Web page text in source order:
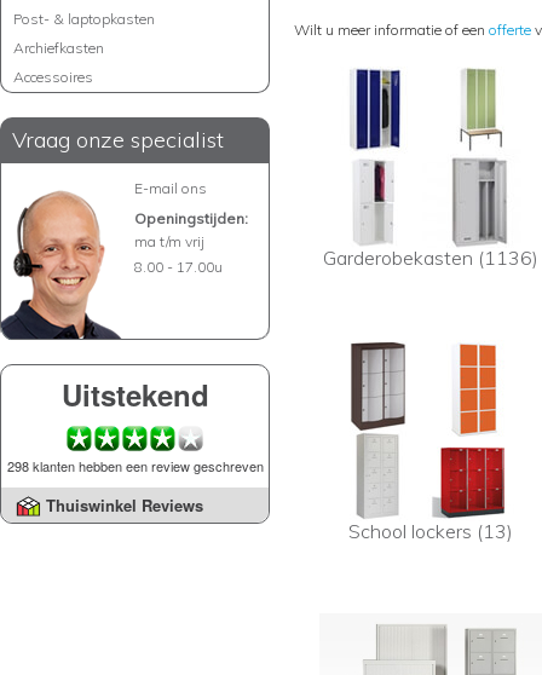
Post- & laptopkasten
Archiefkasten
Accessoires
Vraag onze specialist
E-mail ons
Openingstijden:
ma t/m vrij
8.00 - 17.00u
Uitstekend
298 klanten hebben een review geschreven
Thuiswinkel Reviews
Wilt u meer informatie of een offerte
Garderobekasten (1136)
School lockers (13)